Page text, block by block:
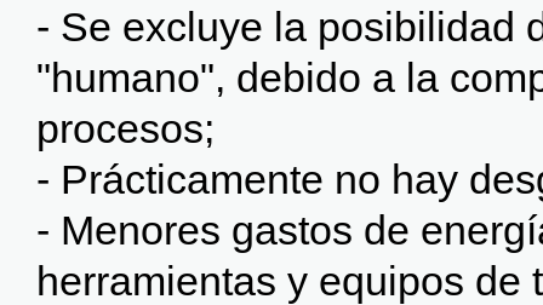
- Se excluye la posibilidad
"humano", debido a la
procesos;
- Prácticamente no hay
- Menores gastos de
herramientas y equipos de